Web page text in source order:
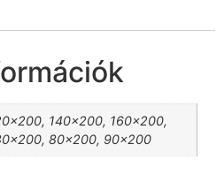
140×200, 160×200,
80×200, 90×200